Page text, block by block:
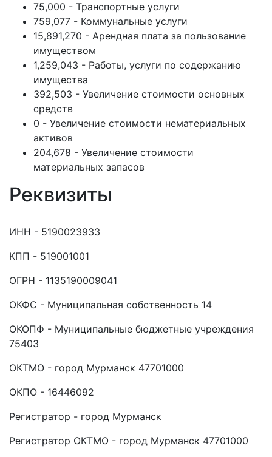
75,000 - Транспортные услуги
759,077 - Коммунальные услуги
15,891,270 - Арендная плата за пользование
имуществом
1,259,043 - Работы, услуги по содержанию
имущества
392,503 - Увеличение стоимости основных
средств
0 - Увеличение стоимости нематериальных
активов
204,678 - Увеличение стоимости
материальных запасов
Реквизиты
ИНН - 5190023933
КПП - 519001001
ОГРН - 1135190009041
ОКФС - Муниципальная собственность 14
ОКОПФ - Муниципальные бюджетные учреждения
75403
ОКТМО - город Мурманск 47701000
ОКПО - 16446092
Регистратор - город Мурманск
Регистратор ОКТМО - город Мурманск 47701000